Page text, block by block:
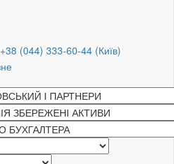
+38 (044) 333-60-44 (Київ)